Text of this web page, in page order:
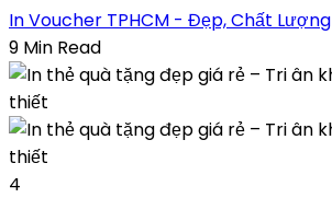
In Voucher TPHCM - Đẹp, Chất Lượng
9 Min Read
4